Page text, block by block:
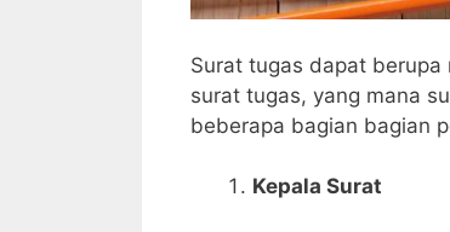
Surat tugas dapat
surat tugas, yang mana
beberapa bagian bagian
Kepala Surat